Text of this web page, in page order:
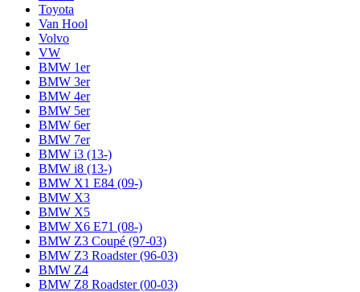
Toyota
Van Hool
Volvo
VW
BMW 1er
BMW 3er
BMW 4er
BMW 5er
BMW 6er
BMW 7er
BMW i3 (13-)
BMW i8 (13-)
BMW X1 E84 (09-)
BMW X3
BMW X5
BMW X6 E71 (08-)
BMW Z3 Coupé (97-03)
BMW Z3 Roadster (96-03)
BMW Z4
BMW Z8 Roadster (00-03)